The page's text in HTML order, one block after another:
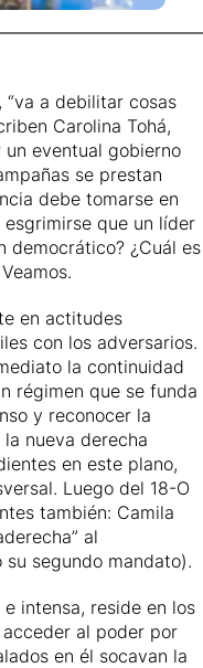
“va a debilitar cosas
Carolina Tohá,
un eventual gobierno
se prestan
debe tomarse en
esgrimirse que un líder
democrático? ¿Cuál es
en actitudes
con los adversarios.
la continuidad
régimen que se funda
y reconocer la
nueva derecha
en este plano,
Luego del 18-O
también: Camila
al
su segundo mandato).
intensa, reside en los
al poder por
en él socavan la